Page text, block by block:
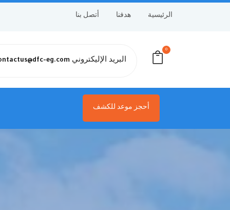
الرئيسية هدفنا أتصل بنا
0
البريد الإليكتروني eg.com
أحجز موعد للكشف